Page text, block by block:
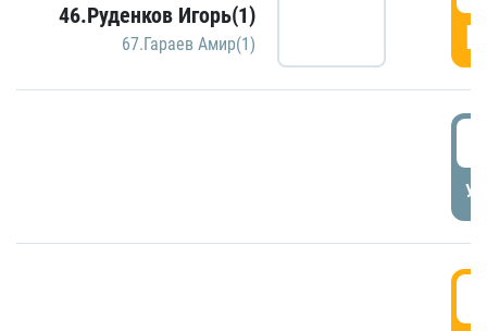
46.Руденков Игорь(1)
67.Гараев Амир(1)